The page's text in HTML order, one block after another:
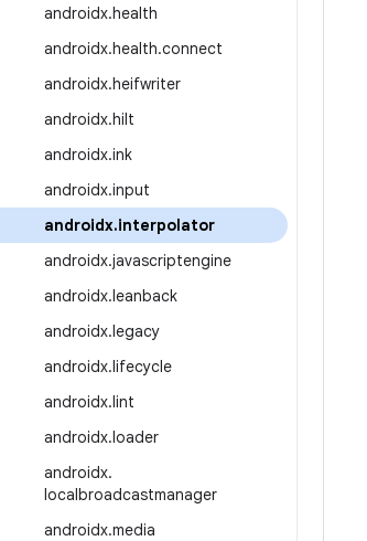
androidx.health
androidx.health.connect
androidx.heifwriter
androidx.hilt
androidx.ink
androidx.input
androidx.interpolator
androidx.javascriptengine
androidx.leanback
androidx.legacy
androidx.lifecycle
androidx.lint
androidx.loader
androidx.
localbroadcastmanager
androidx.media